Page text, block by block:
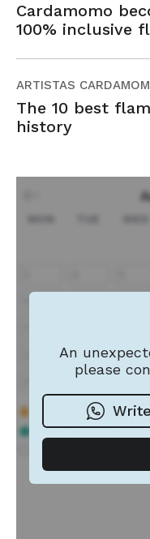
Cardamomo
100% inclusive
ARTISTAS
The 10 best
history